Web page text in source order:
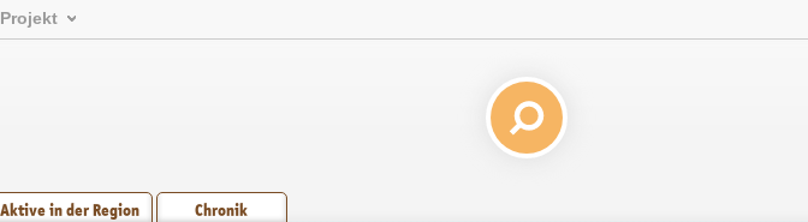
Aktive in der Region Chronik